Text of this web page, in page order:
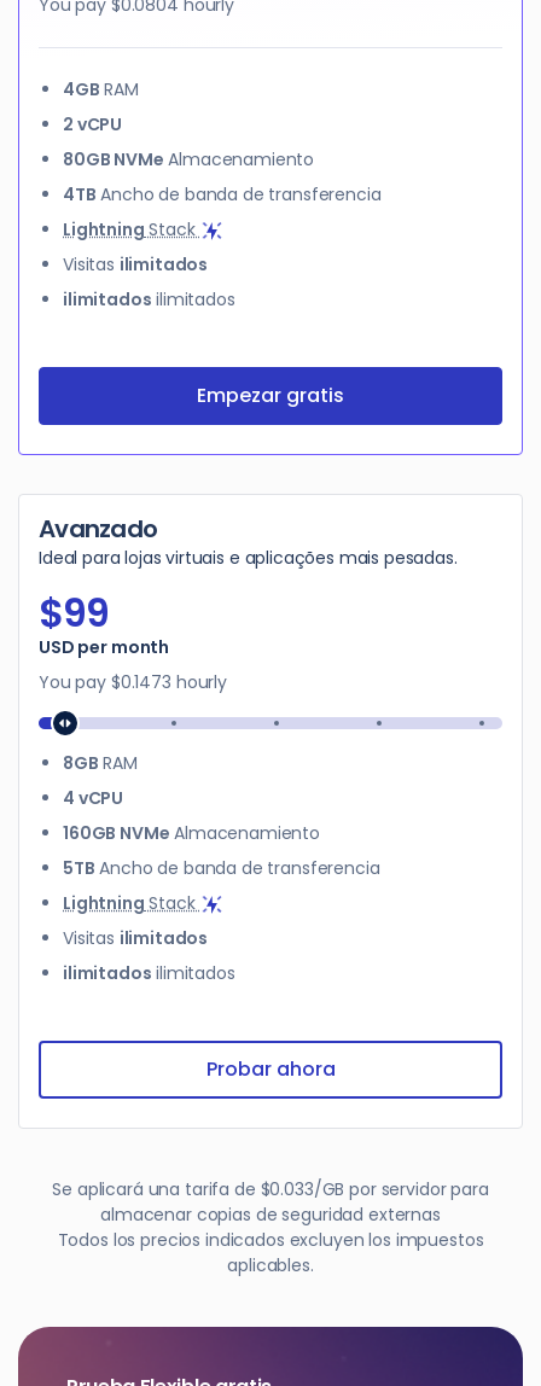
You pay $0.0804 hourly
4GB RAM
2 vCPU
80GB NVMe Almacenamiento
4TB Ancho de banda de transferencia
LightningStack
Visitas ilimitados
ilimitados ilimitados
Empezar gratis
Avanzado
Ideal para lojas virtuais e aplicações mais pesadas.
$99
$99
USD per month
You pay $0.1473 hourly
8GB RAM
4 vCPU
160GB NVMe Almacenamiento
5TB Ancho de banda de transferencia
LightningStack
Visitas ilimitados
ilimitados ilimitados
Probar ahora
Se aplicará una tarifa de $0.033/GB por servidor para
almacenar copias de seguridad externas
Todos los precios indicados excluyen los impuestos
aplicables.